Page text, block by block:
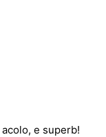
e superb!